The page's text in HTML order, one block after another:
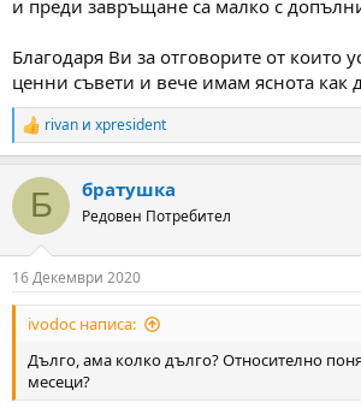
и преди завръщане са малко с
Благодаря Ви за отговорите от които
ценни съвети и вече имам яснота как
R
e
c
i
s
:
rivan и xpresident
Б братушка
Редовен Потребител
16 Декември 2020
ivodoc написа:
Дълго, ама колко дълго? Относително
месеци?